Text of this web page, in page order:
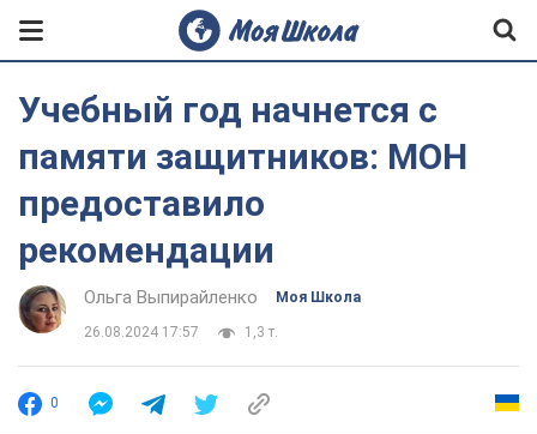
Учебный год начнется с
памяти защитников: МОН
предоставило
рекомендации
Ольга Выпирайленко Моя Школа
26.08.2024 17:57 1,3 т.
0